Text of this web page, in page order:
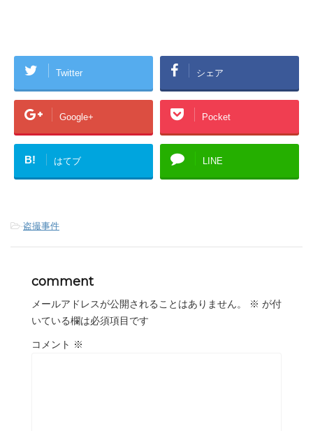
Twitter シェア
Google+ Pocket
B! はてブ LINE
-盗撮事件
comment
メールアドレスが公開されることはありません。 ※ が付
いている欄は必須項目です
コメント ※